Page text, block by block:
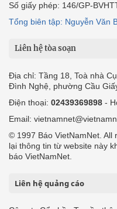
Số giấy phép: 146/GP-
Tổng biên tập: Nguyễn Văn
Liên hệ tòa soạn
Địa chỉ: Tầng 18, Toà nhà
Đình Nghệ, phường Cầu
Điện thoại: 02439369898 -
Email:
© 1997 Báo VietNamNet. All
lại thông tin từ website này
báo VietNamNet.
Liên hệ quảng cáo